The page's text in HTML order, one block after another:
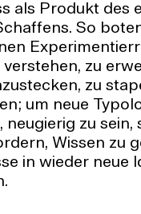
als Produkt des
So
verstehen, zu
zu
um neue
neugierig zu sein,
Wissen zu
in wieder neue